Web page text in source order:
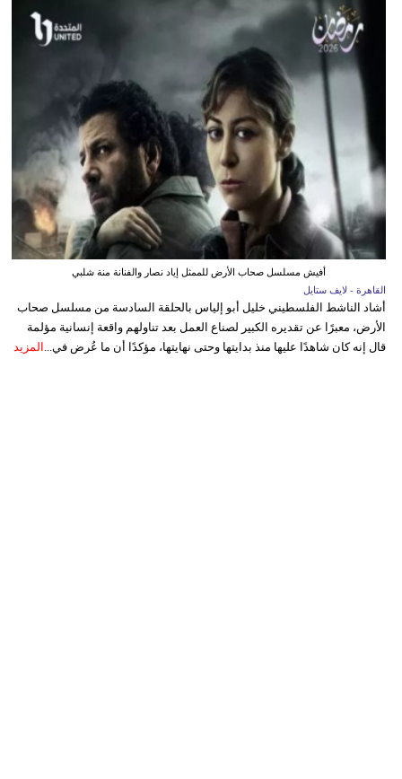
أفيش مسلسل صحاب الأرض للممثل إياد نصار والفنانة منة شلبي
القاهرة - لايف ستايل
أشاد الناشط الفلسطيني خليل أبو إلياس بالحلقة السادسة من مسلسل صحاب
الأرض، معبرًا عن تقديره الكبير لصناع العمل بعد تناولهم واقعة إنسانية مؤلمة
قال إنه كان شاهدًا عليها منذ بدايتها وحتى نهايتها، مؤكدًا أن ما عُرض في... المزيد